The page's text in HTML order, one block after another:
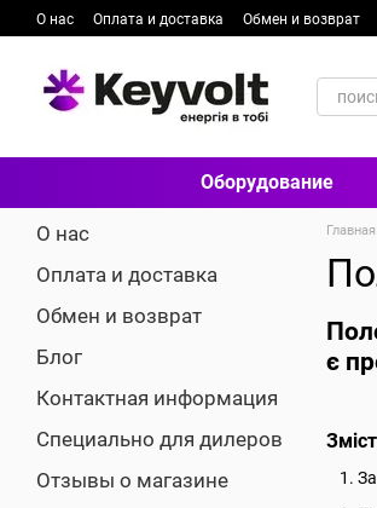
Перейти к основному контенту
О нас Оплата и доставка Обмен и возврат
Оборудование
Главная
є
Зміст
О нас
Оплата и доставка
Обмен и возврат
Блог
Контактная информация
Специально для дилеров
Отзывы о магазине